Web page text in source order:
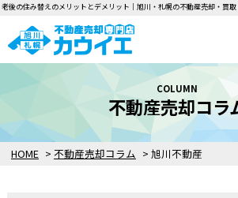
HOME > 不動産売却コラム > 旭川不動産
COLUMN
不動産売却コラ